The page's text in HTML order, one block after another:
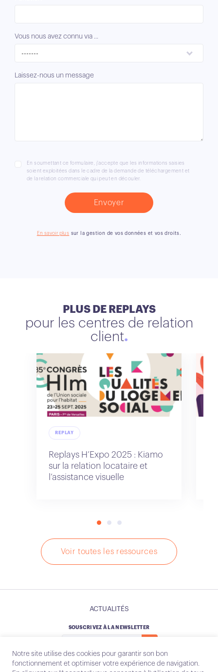
Vous nous avez connu via ...
-------
Laissez-nous un message
En soumettant ce formulaire, j'accepte que les informations saisies
soient exploitées dans le cadre de la demande de téléchargement et
de la relation commerciale qui peut en découler.
En savoir plus sur la gestion de vos données et vos droits.
PLUS DE REPLAYS
pour les centres de relation
client
REPLAY
Replays H’Expo 2025 : Kiamo
sur la relation locataire et
l’assistance visuelle
Voir toutes les ressources
ACTUALITÉS
SOUSCRIVEZ À LA NEWSLETTER
Notre site utilise des cookies pour garantir son bon
fonctionnement et optimiser votre expérience de navigation.